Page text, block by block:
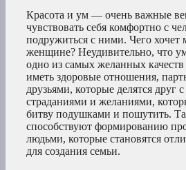
Красота и ум — очень важные
чувствовать себя комфортно с
подружиться с ними. Чего хочет
женщине? Неудивительно, что
одно из самых желанных
иметь здоровые отношения,
друзьями, которые делятся друг
страданиями и желаниями,
битву подушками и пошутить.
способствуют формированию
людьми, которые становятся
для создания семьи.